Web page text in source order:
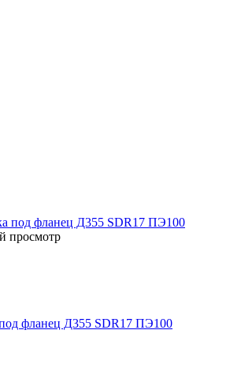
просмотр
фланец Д355 SDR17 ПЭ100